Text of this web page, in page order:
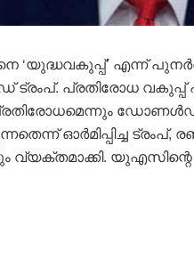
‘യുദ്ധവകുപ്പ്’ എന്ന്
പ്രതിരോധ വകുപ്പ്
ഓർമിപ്പിച്ച
വ്യക്തമാക്കി.